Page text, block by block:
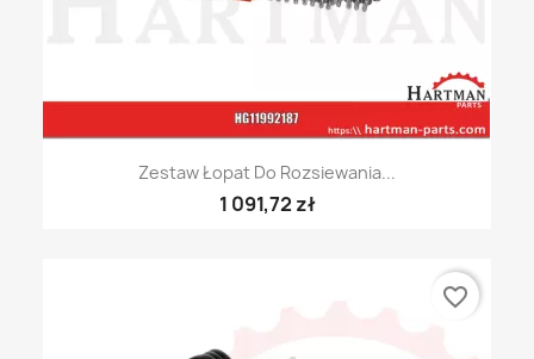
Zestaw Łopat Do Rozsiewania...
1 091,72 zł
favorite_border